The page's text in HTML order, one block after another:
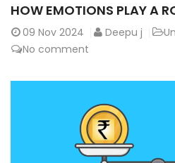
HOW EMOTIONS PLAY A
09 Nov 2024 Deepu j
No comment